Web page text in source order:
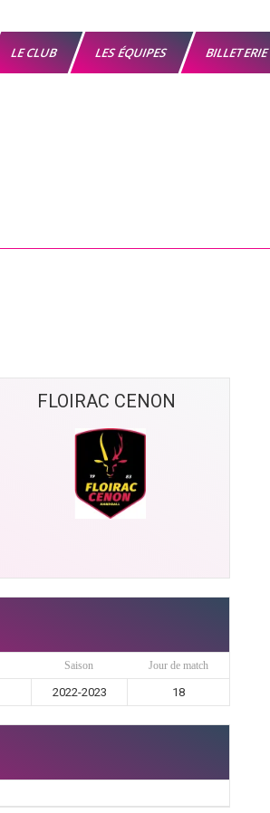
LE CLUB LES ÉQUIPES BILLETERIE
FLOIRAC CENON
Saison Jour de match
2022-2023 18